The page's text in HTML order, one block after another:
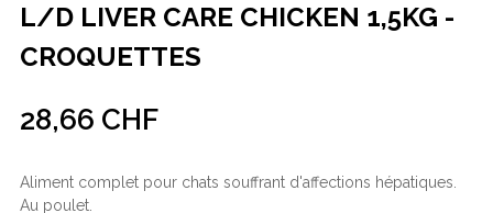
L/D LIVER CARE CHICKEN 1,5KG -
CROQUETTES
28,66 CHF
Aliment complet pour chats souffrant d'affections hépatiques.
Au poulet.